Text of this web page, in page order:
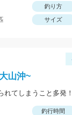
釣り方
サイズ
山沖~
釣行時間